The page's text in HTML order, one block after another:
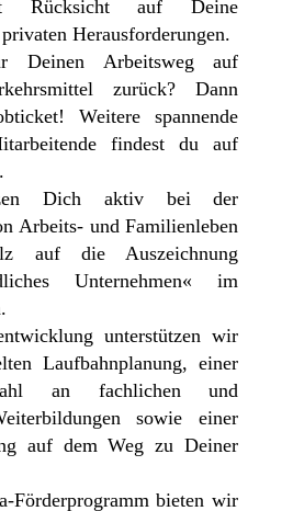
Rücksicht auf Deine
Herausforderungen.
Deinen Arbeitsweg auf
zurück? Dann
Weitere spannende
findest du auf
Dich aktiv bei der
Arbeits- und Familienleben
auf die Auszeichnung
Unternehmen« im
unterstützen wir
Laufbahnplanung, einer
an fachlichen und
sowie einer
auf dem Weg zu Deiner
Förderprogramm bieten wir